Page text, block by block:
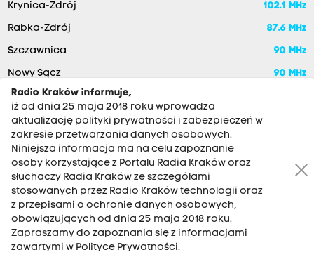
Krynica-Zdrój 102.1 MHz
Rabka-Zdrój 87.6 MHz
Szczawnica 90 MHz
Nowy Sącz 90 MHz
RADIO KRAKÓW SA. Aleja Juliusza Słowackiego 22, 30-007
Kraków
Antena: 12 200 33 33
Radio Kraków informuje,
iż od dnia 25 maja 2018 roku wprowadza
aktualizację polityki prywatności i zabezpieczeń w
zakresie przetwarzania danych osobowych.
Niniejsza informacja ma na celu zapoznanie
osoby korzystające z Portalu Radia Kraków oraz
słuchaczy Radia Kraków ze szczegółami
stosowanych przez Radio Kraków technologii oraz
z przepisami o ochronie danych osobowych,
obowiązujących od dnia 25 maja 2018 roku.
Zapraszamy do zapoznania się z informacjami
zawartymi w Polityce Prywatności.